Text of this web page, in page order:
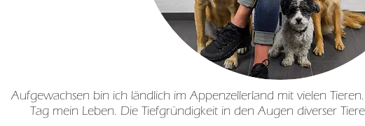
Aufgewachsen bin ich ländlich im Appenzellerland mit vielen
Tag mein Leben. Die Tiefgründigkeit in den Augen diverser